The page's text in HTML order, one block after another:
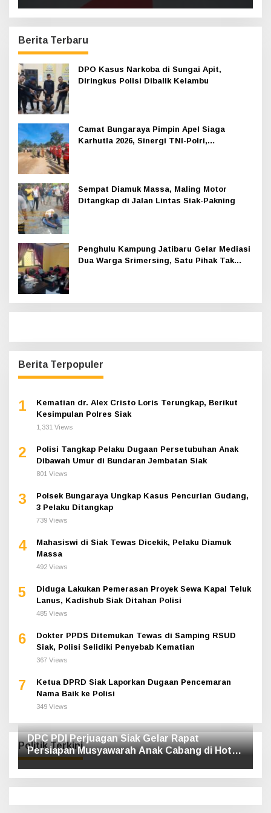
Berita Terbaru
DPO Kasus Narkoba di Sungai Apit,
Diringkus Polisi Dibalik Kelambu
Camat Bungaraya Pimpin Apel Siaga
Karhutla 2026, Sinergi TNI-Polri,
Sempat Diamuk Massa, Maling Motor
Ditangkap di Jalan Lintas Siak-Pakning
Penghulu Kampung Jatibaru Gelar Mediasi
Dua Warga Srimersing, Satu Pihak Tak
Berita Terpopuler
1
Kematian dr. Alex Cristo Loris Terungkap, Berikut
Kesimpulan Polres Siak
1,331 Views
2
Polisi Tangkap Pelaku Dugaan Persetubuhan Anak
Dibawah Umur di Bundaran Jembatan Siak
801 Views
3
Polsek Bungaraya Ungkap Kasus Pencurian Gudang,
3 Pelaku Ditangkap
739 Views
4
Mahasiswi di Siak Tewas Dicekik, Pelaku Diamuk
Massa
492 Views
5
Diduga Lakukan Pemerasan Proyek Sewa Kapal Teluk
Lanus, Kadishub Siak Ditahan Polisi
485 Views
6
Dokter PPDS Ditemukan Tewas di Samping RSUD
Siak, Polisi Selidiki Penyebab Kematian
367 Views
7
Ketua DPRD Siak Laporkan Dugaan Pencemaran
Nama Baik ke Polisi
349 Views
Politik Terkini
DPC PDI Perjuagan Siak Gelar Rapat
Persiapan Musyawarah Anak Cabang di Hotel
Luxe